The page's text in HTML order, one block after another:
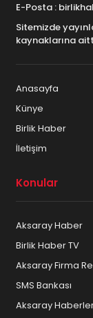
E-Posta :
Sitemizde
kaynaklarına
Anasayfa
Künye
Birlik Haber
İletişim
Konular
Aksaray Haber
Birlik Haber TV
Aksaray Firma
SMS Bankası
Aksaray